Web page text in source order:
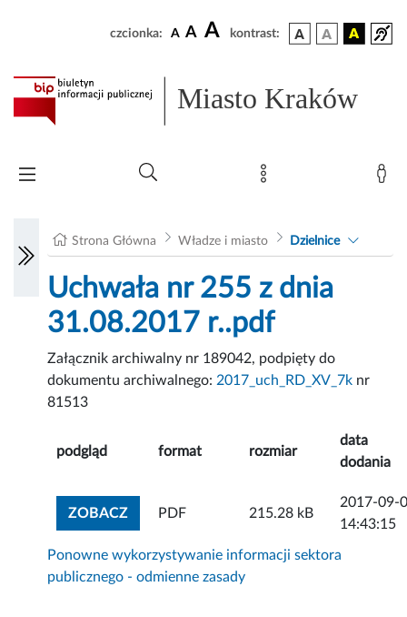
czcionka: A A A kontrast:
Miasto Kraków
Strona Główna Władze i miasto Dzielnice
Uchwała nr 255 z dnia
31.08.2017 r..pdf
Załącznik archiwalny nr 189042, podpięty do
dokumentu archiwalnego: 2017_uch_RD_XV_7k nr
81513
podgląd format rozmiar
data
dodania
ZOBACZZOBACZ ZAŁĄCZNIK
PDF 215.28 kB
2017-09-
14:43:15
Ponowne wykorzystywanie informacji sektora
publicznego - odmienne zasady